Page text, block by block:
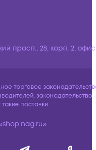
просп., 28, корп. 2,
торговое
законодательство
поставки.